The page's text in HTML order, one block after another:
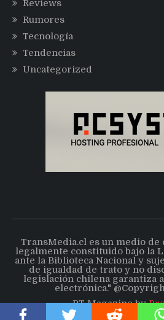
Reviews
Rumores
Tecnología
Tendencias
Uncategorized
TransMedia.cl es un medio de
legalmente constituido bajo la
ante la Biblioteca Nacional y
de igualdad de trato y no
legislación chilena garantiza
electrónica."
PT Magazine by